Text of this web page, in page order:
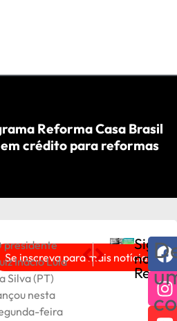
Reforma Casa Brasil
crédito para reformas
Se inscreva para mais notícias!
presidente
Inácio Lula
Silva (PT)
nesta
feira
ANTERIOR
Governo lança
PRÓXIMO
Inscrições para o
Sigam
nas
Redes